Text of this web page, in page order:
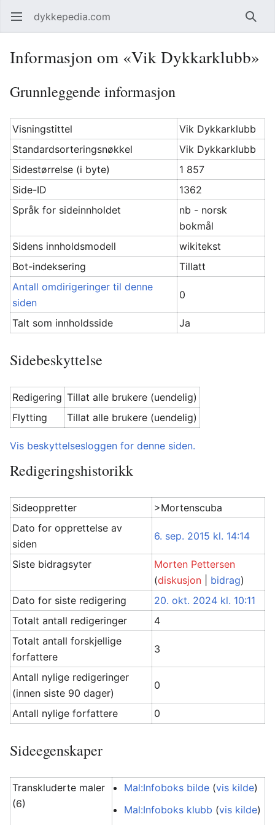
Åpne hovedmenyen dykkepedia.com Søk
Informasjon om «Vik Dykkarklubb»
Grunnleggende informasjon
Visningstittel
Vik Dykkarklubb
Standardsorteringsnøkkel
Vik Dykkarklubb
Sidestørrelse (i byte)
1 857
Side-ID
1362
Språk for sideinnholdet
nb - norsk
bokmål
Sidens innholdsmodell
wikitekst
Bot-indeksering
Tillatt
Antall omdirigeringer til denne
siden
0
Talt som innholdsside Ja
Sidebeskyttelse
Redigering Tillat alle brukere (uendelig)
Flytting
Tillat alle brukere (uendelig)
Vis beskyttelsesloggen for denne siden.
Redigeringshistorikk
Sideoppretter
>Mortenscuba
Dato for opprettelse av
siden
6. sep. 2015 kl. 14:14
Siste bidragsyter
Morten Pettersen
(diskusjon bidrag)
Dato for siste redigering
20. okt. 2024 kl. 10:11
Totalt antall redigeringer
4
Totalt antall forskjellige
forfattere
3
Antall nylige redigeringer
(innen siste 90 dager)
0
Antall nylige forfattere 0
Sideegenskaper
Transkluderte maler
(6)
Mal:Infoboks bilde (vis kilde)
Mal:Infoboks klubb (vis kilde)